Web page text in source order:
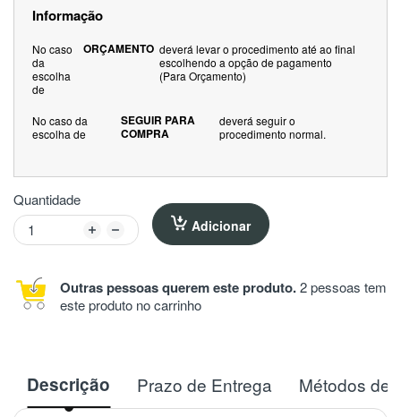
Informação
No caso
da
escolha
de
ORÇAMENTO deverá levar o procedimento até ao final
escolhendo a opção de pagamento
(Para Orçamento)
No caso da
escolha de
SEGUIR PARA
COMPRA
deverá seguir o
procedimento normal.
Quantidade
Adicionar
Outras pessoas querem este produto.2 pessoas tem
este produto no carrinho
Descrição Prazo de Entrega Métodos de